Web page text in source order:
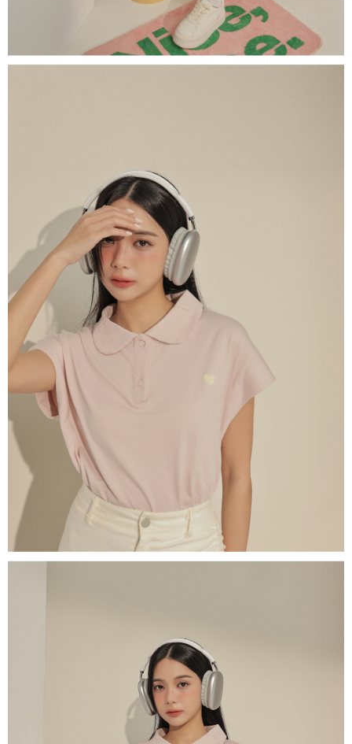
mudah alih boleh segera menggunakan tanpa perlu memohon lagi.
(Hanya untuk nombor langganan peribadi, tidak terbuka untuk syarikat
2. Pilihan kaedah pembayaran "Pembayaran Ansuran Gogo", selepas
pesanan ditubuhkan, akan secara automatik dialihkan ke proses
akan dibatalkan secara automatik. Jika terdapat situasi "pindah untuk
semakan khusus" yang tidak lulus, ini menunjukkan bahawa sistem
penilaian tidak mencukupi, tiada penjelasan mengenai kandungan
penilaian boleh diberikan.
【Penerangan Kaedah Pembayaran】
1. Pembayaran ansuran tidak digabungkan dalam bil telekomunikasi,
"Pembayaran Ansuran Gogo" akan menghantar SMS peringatan
pembayaran selepas tarikh penyelesaian bulanan.
2. Melalui pautan SMS untuk membuka bil, anda boleh memilih untuk
membayar melalui "Kod bar kedai serbaneka / Kedai rasmi Taiwan
Mobile / Pemindahan bank / Pembayaran J街口 / iPASS MONEY" dan
saluran lain.
【Nota Penting】
1. Perkhidmatan ini disediakan oleh "Taiwan Mobile Co., Ltd." untuk
membolehkan pengguna membeli produk atau perkhidmatan melalui
perkhidmatan ini semasa transaksi, dan kedai akan menyerahkan hak
tuntutan harga jual/beli ansuran kepada syarikat ini untuk membayar bil
menggunakan bil syarikat ini.
2. Berdasarkan tujuan kontrak persetujuan pembayaran menggunakan
"Pembayaran Ansuran Gogo", kedai akan memberikan maklumat peribadi
anda (termasuk nama, telefon atau alamat) kepada Taiwan Mobile untuk
pengumpulan, pemprosesan dan penggunaan, untuk pengesahan,
semakan dan pembetulan data yang diperlukan untuk bil ansuran oleh
Taiwan Mobile.
3. Sila baca syarat perkhidmatan pengguna secara lengkap melalui
pautan berikut: https://oppay.tw/userRule
Sila hubungi NP Taiwan Inc. dics_tw@netprotections.co.jp
jika anda
mempunyai sebarang kebimbangan mengenai pemprosesan dan
penggunaan pada data peribadi. Jika anda tidak bersetuju dengan data
peribadi yang disenaraikan seperti di atas akan dikumpul dan digunakan